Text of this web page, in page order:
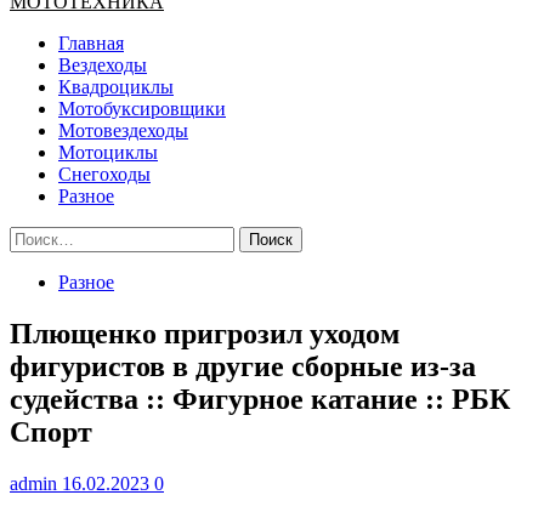
Главная
Вездеходы
Квадроциклы
Мотобуксировщики
Мотовездеходы
Мотоциклы
Снегоходы
Разное
Найти:
Разное
Плющенко пригрозил уходом
фигуристов в другие сборные из-за
судейства :: Фигурное катание :: РБК
Спорт
admin 16.02.2023 0